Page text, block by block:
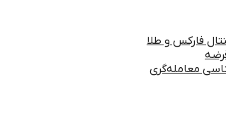
فارکس و طلا
معامله‌گری